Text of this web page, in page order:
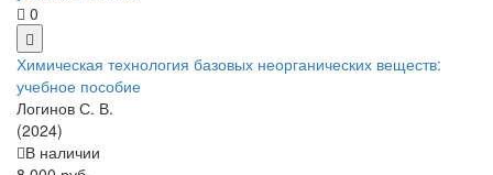
0
Химическая технология базовых неорганических веществ:
учебное пособие
Логинов С. В.
(2024)
В наличии